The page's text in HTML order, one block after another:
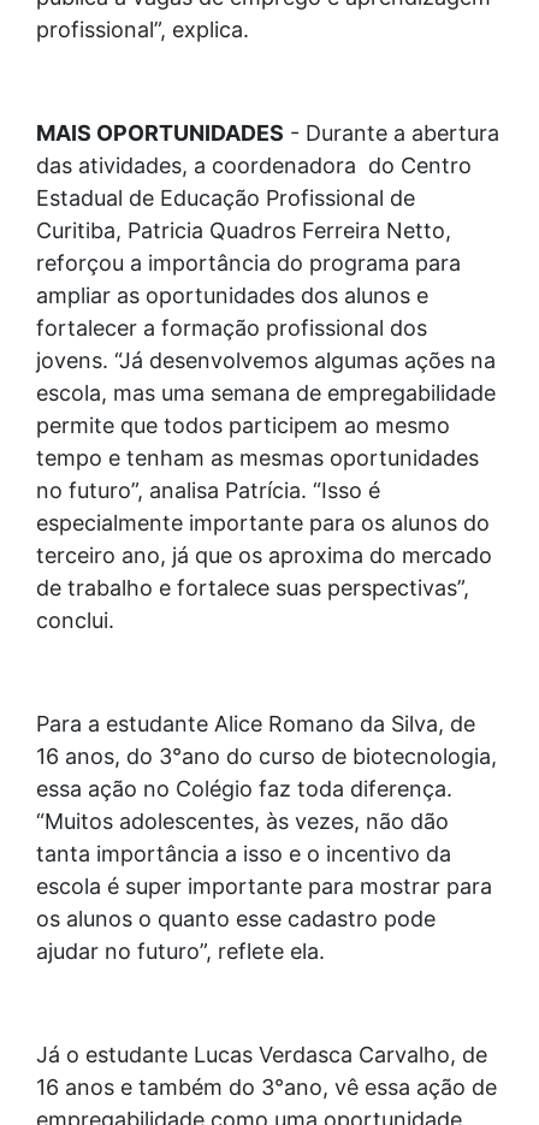
profissional”, explica.
MAIS OPORTUNIDADES - Durante a abertura
das atividades, a coordenadora do Centro
Estadual de Educação Profissional de
Curitiba, Patricia Quadros Ferreira Netto,
reforçou a importância do programa para
ampliar as oportunidades dos alunos e
fortalecer a formação profissional dos
jovens. “Já desenvolvemos algumas ações na
escola, mas uma semana de empregabilidade
permite que todos participem ao mesmo
tempo e tenham as mesmas oportunidades
no futuro”, analisa Patrícia. “Isso é
especialmente importante para os alunos do
terceiro ano, já que os aproxima do mercado
de trabalho e fortalece suas perspectivas”,
conclui.
Para a estudante Alice Romano da Silva, de
16 anos, do 3°ano do curso de biotecnologia,
essa ação no Colégio faz toda diferença.
“Muitos adolescentes, às vezes, não dão
tanta importância a isso e o incentivo da
escola é super importante para mostrar para
os alunos o quanto esse cadastro pode
ajudar no futuro”, reflete ela.
Já o estudante Lucas Verdasca Carvalho, de
16 anos e também do 3°ano, vê essa ação de
empregabilidade como uma oportunidade